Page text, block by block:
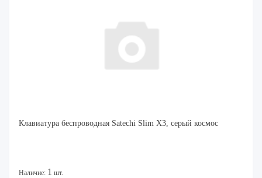
Клавиатура беспроводная Satechi Slim X3, серый космос
Наличие: 1 шт.